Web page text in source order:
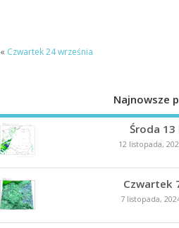
« Czwartek 24 września
Najnowsze
Środa
12 listopada,
Czwartek
7 listopada,